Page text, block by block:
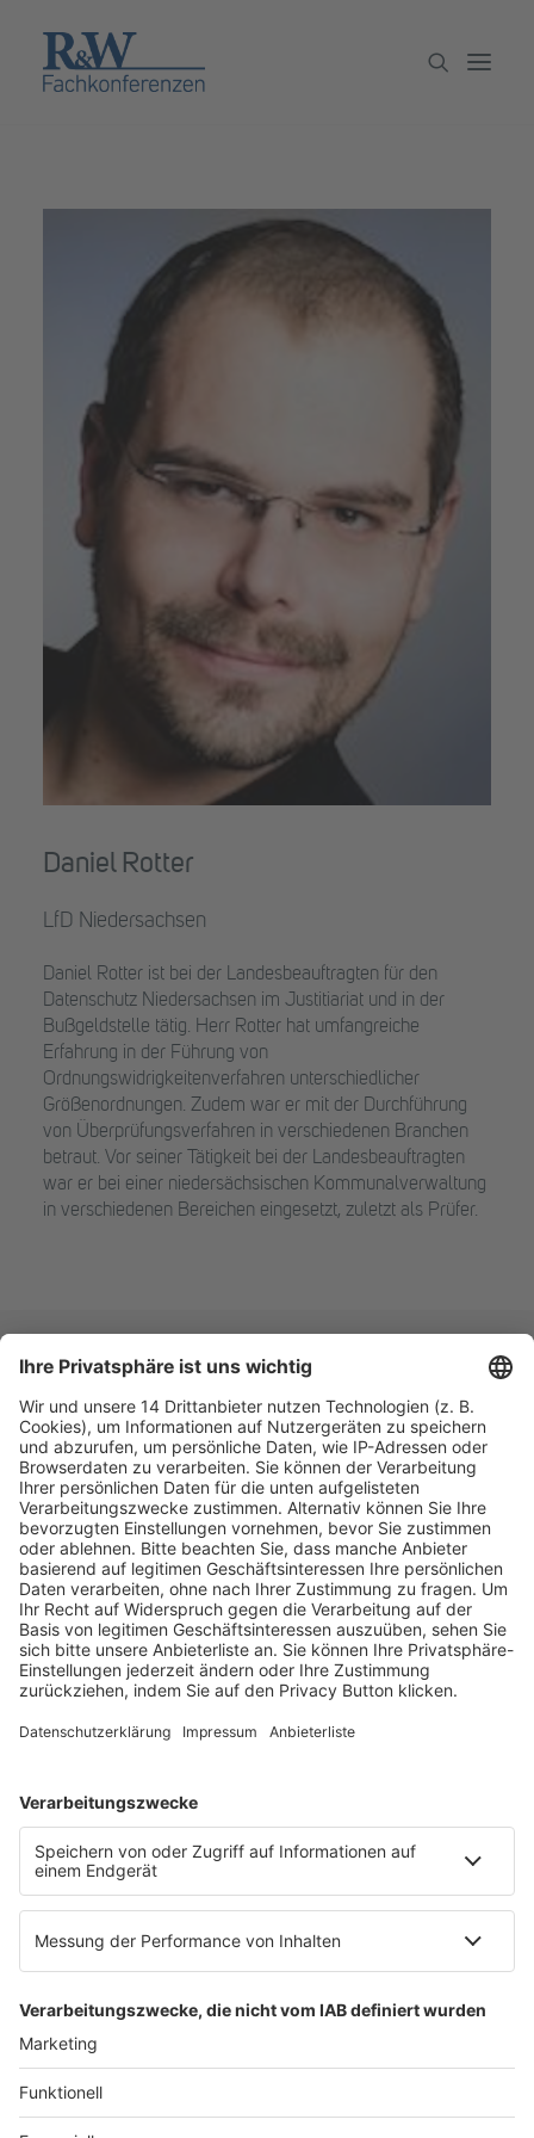
Partner werden
Daniel Rotter
LfD Niedersachsen
Daniel Rotter ist bei der Landesbeauftragten für den
Datenschutz Niedersachsen im Justitiariat und in der
Bußgeldstelle tätig. Herr Rotter hat umfangreiche
Erfahrung in der Führung von
Ordnungswidrigkeitenverfahren unterschiedlicher
Größenordnungen. Zudem war er mit der Durchführung
von Überprüfungsverfahren in verschiedenen Branchen
betraut. Vor seiner Tätigkeit bei der Landesbeauftragten
war er bei einer niedersächsischen Kommunalverwaltung
in verschiedenen Bereichen eingesetzt, zuletzt als Prüfer.
Fachmedien Recht und Wirtschaft
Ein Fachbereich der
dfv Mediengruppe
Mainzer Landstr. 251
60326 Frankfurt am Main
E-Mail:info@ruw.de
Web:https://www.ruw.de
AGB
Datenschutzerklärung
Genderhinweis
Cookie-Einstellungen